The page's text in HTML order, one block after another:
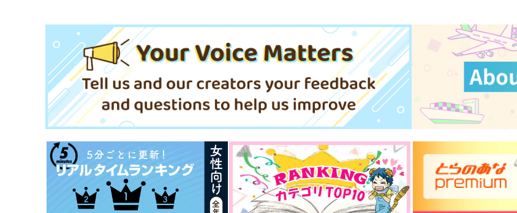
profile
はっぴーらっきーすけべMIC
綱の上にも
sonetto
FURNITURE
専売 600 円（税込）
ヒプノシスマイク
神宮寺寂雷×飴村乱数
サンプル カート
余韻
からあげ定食
専売 629円（税込）
ヒプノシスマイク
観音坂独歩×有栖川帝統
サンプル カート
花火のあとも あなたと
ポカポカ日和
専売 787円 （税込）
ヒプノシスマイク
伊弉冉一二三×観音坂独歩
サンプル カート
すっごいちっちゃいマーメ
ヒプノシスマイク
観音坂独歩×伊弉冉一二三
サンプル カー